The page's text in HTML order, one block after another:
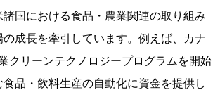
国における食品・農業関連の取り組み
成長を牽引しています。例えば、カナ
クリーンテクノロジープログラムを開始
食品・飲料生産の自動化に資金を提供し